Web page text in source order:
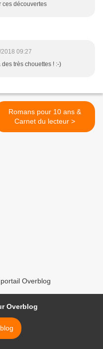
ces découvertes
09:27
très chouettes ! :-)
Romans pour 10 ans &
Carnet du lecteur >
Overblog
Overblog